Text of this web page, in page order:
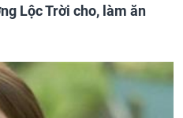
Lộc Trời cho, làm ăn